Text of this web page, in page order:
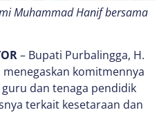
Muhammad Hanif bersama
– Bupati Purbalingga, H.
komitmennya
dan tenaga pendidik
terkait kesetaraan dan